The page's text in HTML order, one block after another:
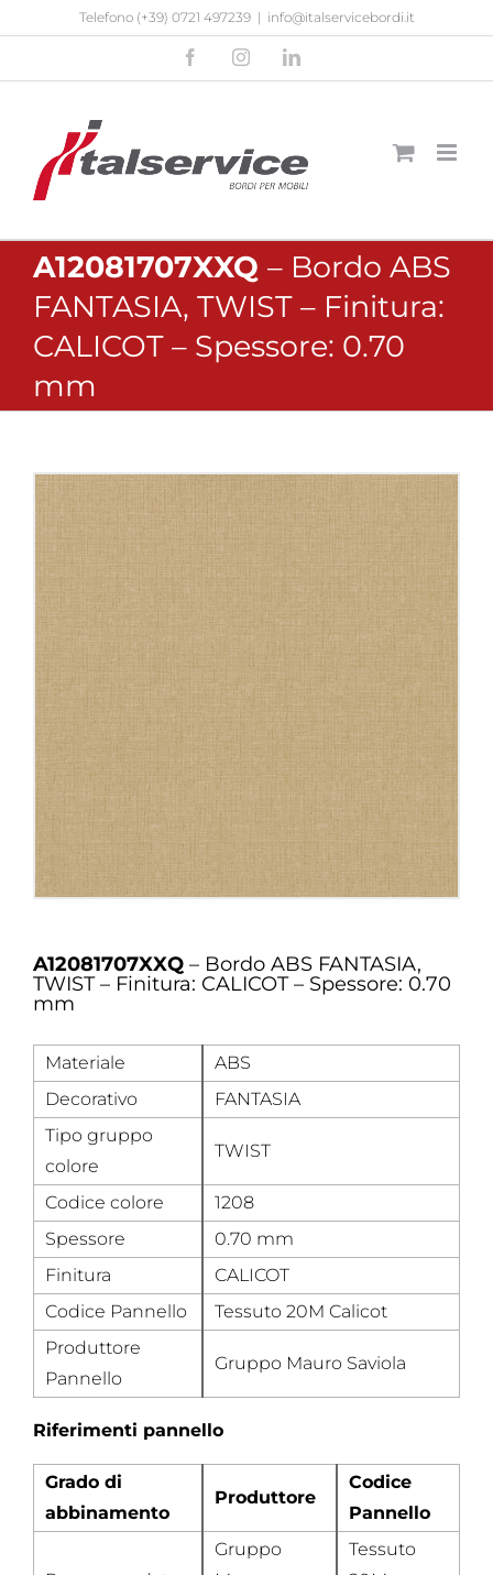
contenuto
Telefono (+39) 0721 497239 | info@italservicebordi.it
FacebookInstagramLinkedIn
A12081707XXQ – Bordo ABS
FANTASIA, TWIST – Finitura:
CALICOT – Spessore: 0.70
mm
A12081707XXQ – Bordo ABS FANTASIA,
TWIST – Finitura: CALICOT – Spessore: 0.70
mm
Materiale
ABS
Decorativo
FANTASIA
Tipo gruppo
colore
TWIST
Codice colore
1208
Spessore
0.70 mm
Finitura
CALICOT
Codice Pannello
Tessuto 20M Calicot
Produttore
Pannello
Gruppo Mauro Saviola
Riferimenti pannello
Grado di
abbinamento
Produttore
Codice
Pannello
Gruppo
Tessuto